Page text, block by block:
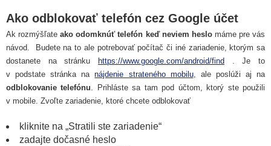
Ako odblokovať telefón cez Google účet
Ak rozmýšľateako odomknúť telefón keď neviem heslomáme pre vás
návod. Budete na to ale potrebovať počítač či iné zariadenie, ktorým sa
dostanete na stránku
https://www.google.com/android/find . Je to
v podstate stránka nanájdenie strateného mobilu, ale poslúži aj na
odblokovanie telefónu. Prihláste sa tam pod účtom, ktorý ste použili
v mobile. Zvoľte zariadenie, ktoré chcete odblokovať
kliknite na „Stratili ste zariadenie“
zadajte dočasné heslo